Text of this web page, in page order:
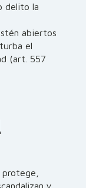
delito la
abiertos
el
(art. 557
y